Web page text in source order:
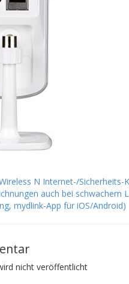
N Internet-/Sicherheits-
auch bei schwachem
mydlink-App für iOS/Android)
nicht veröffentlicht